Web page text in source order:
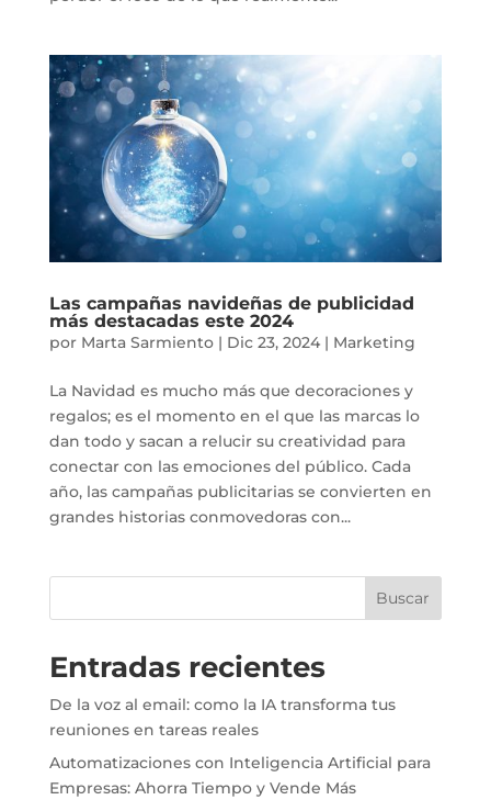
Las campañas navideñas de publicidad
más destacadas este 2024
por Marta Sarmiento| Dic 23, 2024| Marketing
La Navidad es mucho más que decoraciones y
regalos; es el momento en el que las marcas lo
dan todo y sacan a relucir su creatividad para
conectar con las emociones del público. Cada
año, las campañas publicitarias se convierten en
grandes historias conmovedoras con...
Buscar
Entradas recientes
De la voz al email: como la IA transforma tus
reuniones en tareas reales
Automatizaciones con Inteligencia Artificial para
Empresas: Ahorra Tiempo y Vende Más